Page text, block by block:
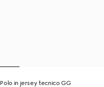
Polo in jersey tecnico GG